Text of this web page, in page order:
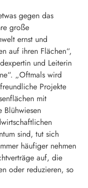
gegen das
große
ernst und
auf ihren Flächen“,
und Leiterin
„Oftmals wird
Projekte
mit
Blühwiesen
sind, tut sich
häufiger nehmen
auf, die
oder reduzieren, so